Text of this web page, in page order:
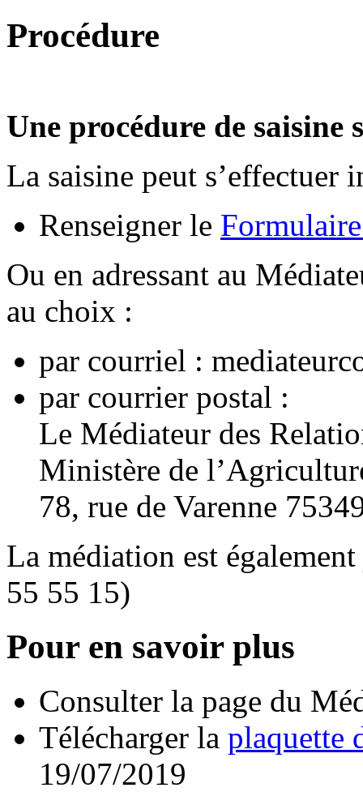
Procédure
Une procédure de saisine
La saisine peut s’effectuer
Renseigner le
Ou en adressant au
au choix :
par courriel :
par courrier postal :
Le Médiateur des
Ministère de
78, rue de Varenne
La médiation est
55 55 15)
Pour en savoir plus
Consulter la page du
Télécharger la plaquette
19/07/2019